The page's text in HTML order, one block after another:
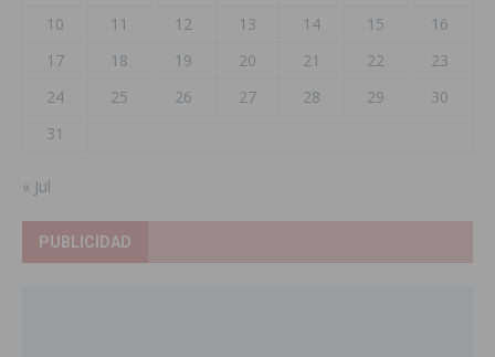
10
11 12 13 14 15
16
17
18 19 20 21 22
23
24
25 26 27 28 29
30
31
« Jul
PUBLICIDAD